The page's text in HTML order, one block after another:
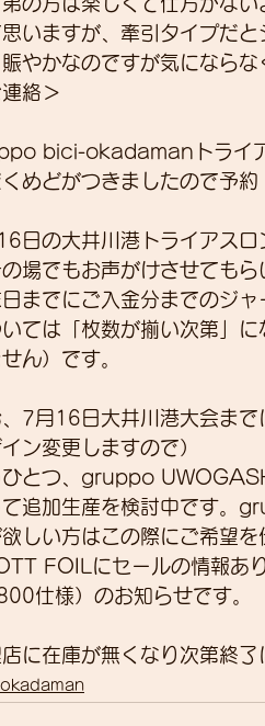
思いますが、牽引タイプだ
やかなのですが気にならな
絡＞
bici-okadamanトライア
めどがつきましたので予
日の大井川港トライアス
場でもお声がけさせても
日までにご入金分までのジ
いては「枚数が揃い次第」
ん）です。
7月16日大井川港大会まで
ン変更しますので）
ひとつ、gruppo
て追加生産を検討中です。
しい方はこの際にご希望を
FOILにセールの情報あ
仕様）のお知らせです。
に在庫が無くなり次第終了